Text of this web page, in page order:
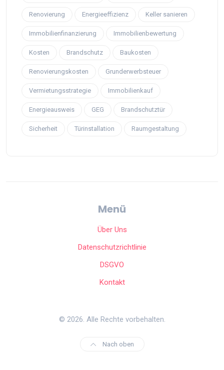
Renovierung Energieeffizienz Keller sanieren
Immobilienfinanzierung Immobilienbewertung
Kosten Brandschutz Baukosten
Renovierungskosten Grunderwerbsteuer
Vermietungsstrategie Immobilienkauf
Energieausweis GEG Brandschutztür
Sicherheit Türinstallation Raumgestaltung
Menü
Über Uns
Datenschutzrichtlinie
DSGVO
Kontakt
© 2026. Alle Rechte vorbehalten.
Nach oben